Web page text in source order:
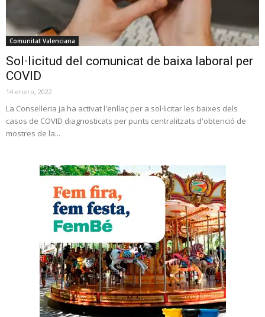
Comunitat Valenciana
Sol·licitud del comunicat de baixa laboral per
COVID
14 enero, 2022
La Conselleria ja ha activat l'enllaç per a sol·licitar les baixes dels
casos de COVID diagnosticats per punts centralitzats d'obtenció de
mostres de la...